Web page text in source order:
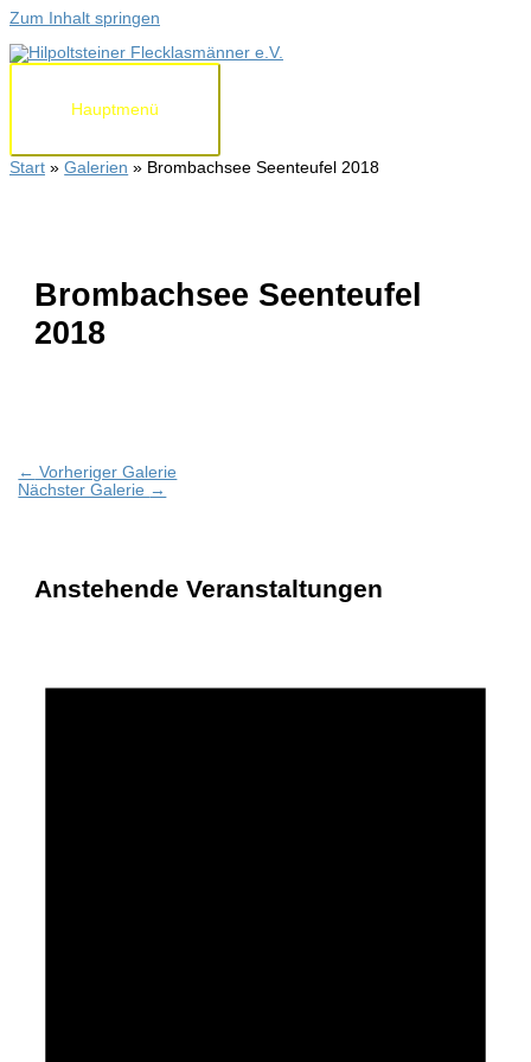
Zum Inhalt springen
Hauptmenü
Start Galerien Brombachsee Seenteufel 2018
Brombachsee Seenteufel
2018
← Vorheriger Galerie
Nächster Galerie →
Anstehende Veranstaltungen